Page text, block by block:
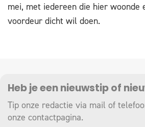
mei, met iedereen die hier woonde
voordeur dicht wil doen.
Heb je een nieuwstip of
Tip onze redactie via mail of
onze contactpagina.